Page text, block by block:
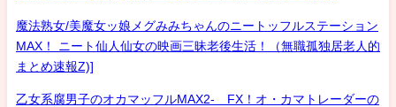
魔法熟女/美魔女ッ娘メグみみちゃんのニートッフルステーション
MAX！ ニート仙人仙女の映画三昧老後生活！（無職孤独居老人的
まとめ速報Z)]
乙女系腐男子のオカマッフルMAX2- FX！オ・カマトレーダーの